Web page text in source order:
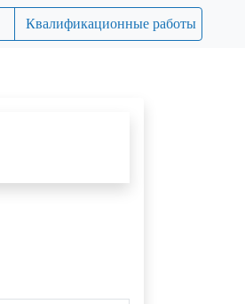
Квалификационные работы